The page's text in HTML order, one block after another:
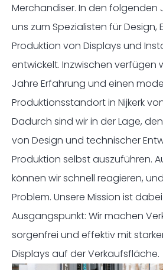
Merchandiser. In den folgenden
uns zum Spezialisten für Design,
Produktion von Displays und
entwickelt. Inzwischen verfügen
Jahre Erfahrung und einen
Produktionsstandort in Nijkerk
Dadurch sind wir in der Lage,
von Design und technischer
Produktion selbst auszuführen.
können wir schnell reagieren,
Problem. Unsere Mission ist
Ausgangspunkt: Wir machen
sorgenfrei und effektiv mit
Displays auf der Verkaufsfläche.